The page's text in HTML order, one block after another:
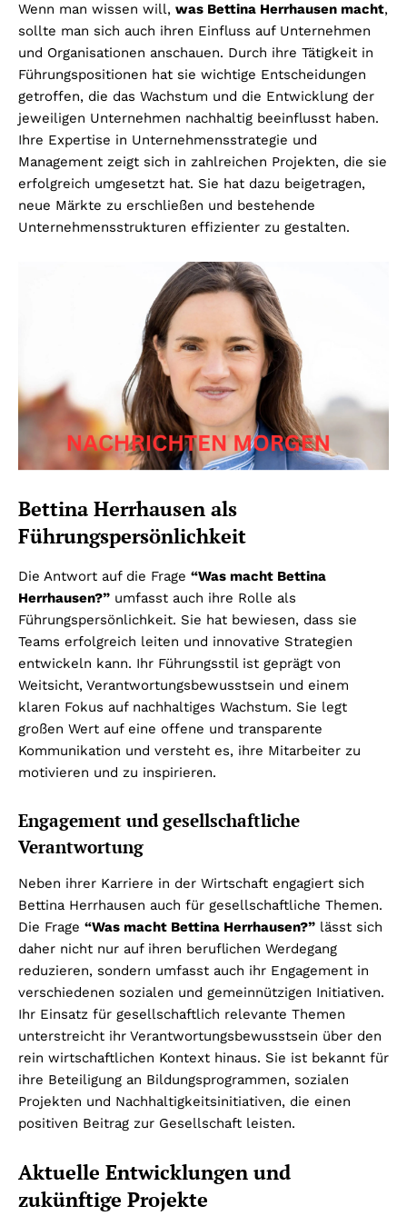
Wenn man wissen will, was Bettina Herrhausen macht,
sollte man sich auch ihren Einfluss auf Unternehmen
und Organisationen anschauen. Durch ihre Tätigkeit in
Führungspositionen hat sie wichtige Entscheidungen
getroffen, die das Wachstum und die Entwicklung der
jeweiligen Unternehmen nachhaltig beeinflusst haben.
Ihre Expertise in Unternehmensstrategie und
Management zeigt sich in zahlreichen Projekten, die sie
erfolgreich umgesetzt hat. Sie hat dazu beigetragen,
neue Märkte zu erschließen und bestehende
Unternehmensstrukturen effizienter zu gestalten.
Bettina Herrhausen als
Führungspersönlichkeit
Die Antwort auf die Frage “Was macht Bettina
Herrhausen?” umfasst auch ihre Rolle als
Führungspersönlichkeit. Sie hat bewiesen, dass sie
Teams erfolgreich leiten und innovative Strategien
entwickeln kann. Ihr Führungsstil ist geprägt von
Weitsicht, Verantwortungsbewusstsein und einem
klaren Fokus auf nachhaltiges Wachstum. Sie legt
großen Wert auf eine offene und transparente
Kommunikation und versteht es, ihre Mitarbeiter zu
motivieren und zu inspirieren.
Engagement und gesellschaftliche
Verantwortung
Neben ihrer Karriere in der Wirtschaft engagiert sich
Bettina Herrhausen auch für gesellschaftliche Themen.
Die Frage “Was macht Bettina Herrhausen?” lässt sich
daher nicht nur auf ihren beruflichen Werdegang
reduzieren, sondern umfasst auch ihr Engagement in
verschiedenen sozialen und gemeinnützigen Initiativen.
Ihr Einsatz für gesellschaftlich relevante Themen
unterstreicht ihr Verantwortungsbewusstsein über den
rein wirtschaftlichen Kontext hinaus. Sie ist bekannt für
ihre Beteiligung an Bildungsprogrammen, sozialen
Projekten und Nachhaltigkeitsinitiativen, die einen
positiven Beitrag zur Gesellschaft leisten.
Aktuelle Entwicklungen und
zukünftige Projekte